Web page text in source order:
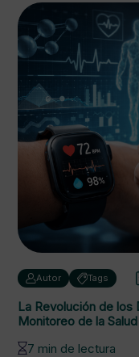
Autor Tags
La Revolución de
Monitoreo de la Salud
7 min de lectura